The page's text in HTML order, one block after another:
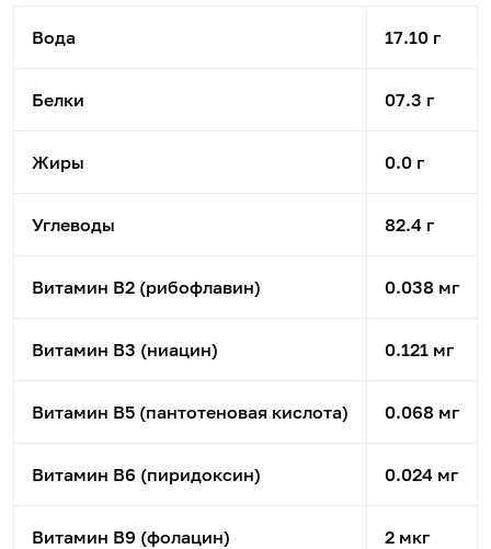
Вода 17.10 г
Белки 07.3 г
Жиры 0.0 г
Углеводы 82.4 г
Витамин B2 (рибофлавин) 0.038 мг
Витамин B3 (ниацин) 0.121 мг
Витамин B5 (пантотеновая кислота) 0.068 мг
Витамин B6 (пиридоксин) 0.024 мг
Витамин B9 (фолацин) 2 мкг